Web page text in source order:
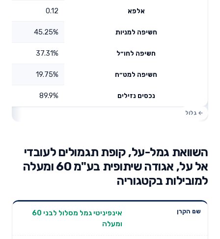
אלפא 0.12
חשיפה למניות 45.25%
חשיפה לחו״ל 37.31%
חשיפה למט״ח 19.75%
נכסים נזילים 89.9%
השוואת גמל-על, קופת תגמולים לעובדי
אל על, אגודה שיתופית בע"מ 60 ומעלה
למובילות בקטגוריה
שנתית 3
תשואה
דמי ניהול
אינפיניטי גמל מסלול לבני 60
ומעלה